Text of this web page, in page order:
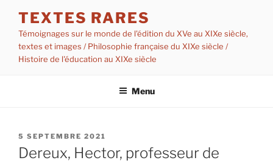
contenu
principal
TEXTES RARES
Témoignages sur le monde de l'édition du XVe au XIXe siècle,
textes et images / Philosophie française du XIXe siècle /
Histoire de l'éducation au XIXe siècle
Menu
PUBLIÉ
LE
5 SEPTEMBRE 2021
Dereux, Hector, professeur de